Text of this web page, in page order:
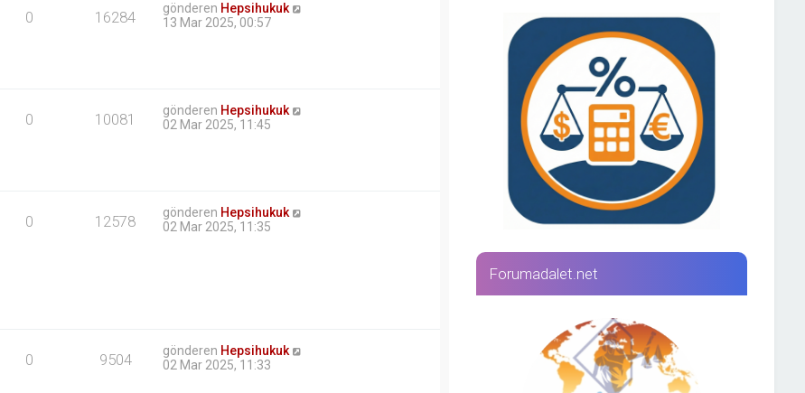
0 16284 gönderen Hepsihukuk
13 Mar 2025, 00:57
0 10081 gönderen Hepsihukuk
02 Mar 2025, 11:45
0 12578 gönderen Hepsihukuk
02 Mar 2025, 11:35
0 9504 gönderen Hepsihukuk
02 Mar 2025, 11:33
Forumadalet.net